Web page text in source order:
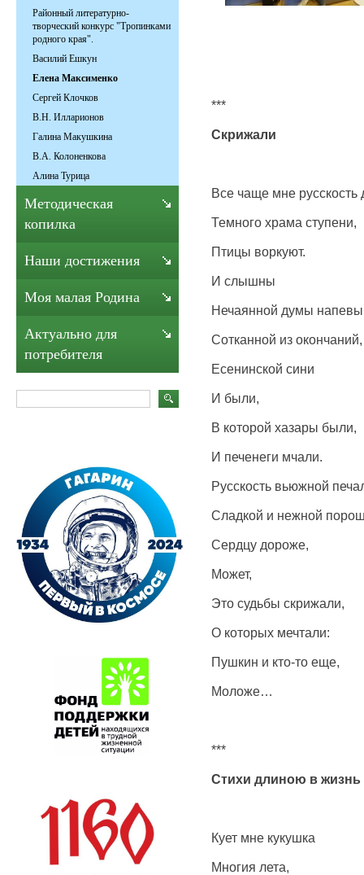
***
Скрижали
Все чаще мне русскость
Темного храма ступени,
Птицы воркуют.
И слышны
Нечаянной думы
Сотканной из окончаний,
Есенинской сини
И были,
В которой хазары были,
И печенеги мчали.
Русскость вьюжной
Сладкой и нежной
Сердцу дороже,
Может,
Это судьбы скрижали,
О которых мечтали:
Пушкин и кто-то еще,
Моложе…
***
Стихи длиною в жизнь
Кует мне кукушка
Многия лета,
Районный литературно-
творческий конкурс "Тропинками
родного края".
Василий Ешкун
Елена Максименко
Сергей Клочков
В.Н. Илларионов
Галина Макушкина
В.А. Колоненкова
Алина Турица
Методическая
копилка
Наши достижения
Моя малая Родина
Актуально для
потребителя